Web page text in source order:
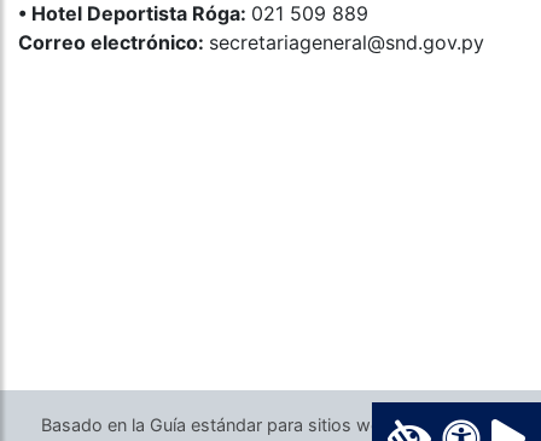
•⁠ ⁠Hotel Deportista Róga: 021 509 889
Correo electrónico: secretariageneral@snd.gov.py
Basado en la Guía estándar para sitios web del Gobierno